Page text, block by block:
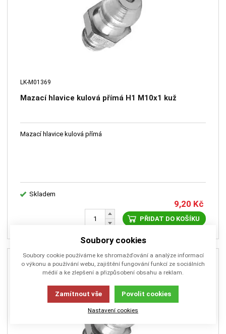
LK-M01369
Mazací hlavice kulová přímá H1 M10x1 kuž
Mazací hlavice kulová přímá
Skladem
9,20 Kč
PŘIDAT DO KOŠÍKU
Soubory cookies
Soubory cookie používáme ke shromažďování a analýze informací
o výkonu a používání webu, zajištění fungování funkcí ze sociálních
médií a ke zlepšení a přizpůsobení obsahu a reklam.
Zamítnout vše Povolit cookies
Nastavení cookies